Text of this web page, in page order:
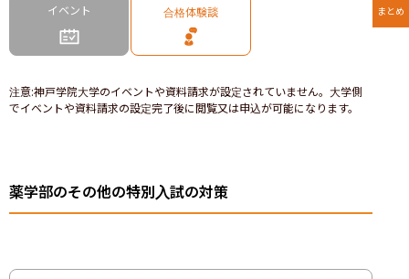
イベント 合格体験談
注意:神戸学院大学のイベントや資料請求が設定されていません。大学側
でイベントや資料請求の設定完了後に閲覧又は申込が可能になります。
薬学部のその他の特別入試の対策
まとめ